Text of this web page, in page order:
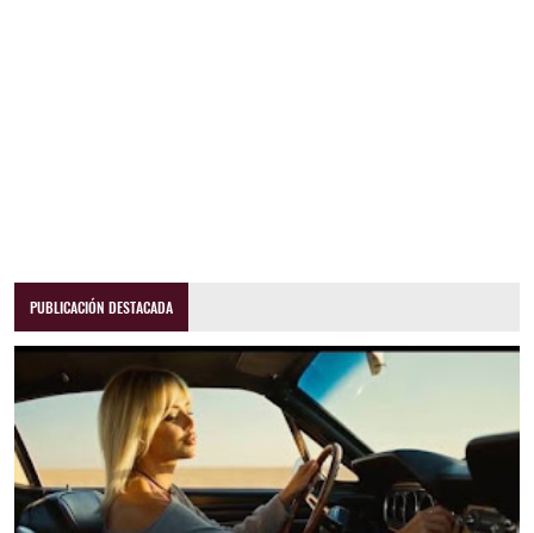
PUBLICACIÓN DESTACADA